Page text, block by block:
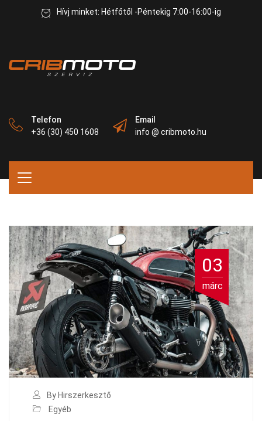
Hívj minket: Hétfőtől -Péntekig 7:00-16:00-ig
Telefon
+36 (30) 450 1608
Email
info @ cribmoto.hu
03
márc
By Hirszerkesztő
Egyéb